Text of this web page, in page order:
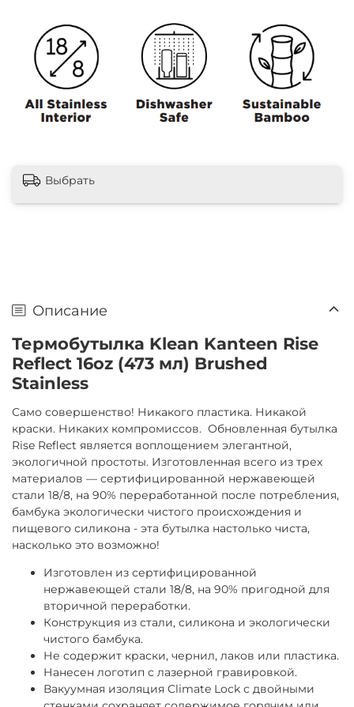
Выбрать
Описание
Термобутылка Klean Kanteen Rise
Reflect 16oz (473 мл) Brushed
Stainless
Само совершенство! Никакого пластика. Никакой
краски. Никаких компромиссов. Обновленная бутылка
Rise Reflect является воплощением элегантной,
экологичной простоты. Изготовленная всего из трех
материалов — сертифицированной нержавеющей
стали 18/8, на 90% переработанной после потребления,
бамбука экологически чистого происхождения и
пищевого силикона - эта бутылка настолько чиста,
насколько это возможно!
Изготовлен из сертифицированной
нержавеющей стали 18/8, на 90% пригодной для
вторичной переработки.
Конструкция из стали, силикона и экологически
чистого бамбука.
Не содержит краски, чернил, лаков или пластика.
Нанесен логотип с лазерной гравировкой.
Вакуумная изоляция Climate Lock с двойными